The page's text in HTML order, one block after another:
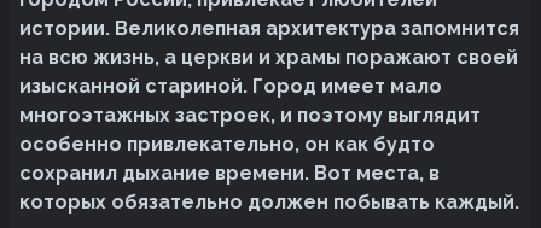
истории. Великолепная архитектура запомнится
на всю жизнь, а церкви и храмы поражают своей
изысканной стариной. Город имеет мало
многоэтажных застроек, и поэтому выглядит
особенно привлекательно, он как будто
сохранил дыхание времени. Вот места, в
которых обязательно должен побывать каждый.